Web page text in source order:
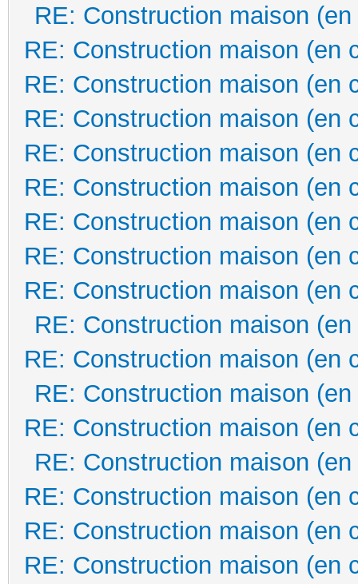
RE: Construction maison
RE: Construction maison (en
RE: Construction maison (en
RE: Construction maison (en
RE: Construction maison (en
RE: Construction maison (en
RE: Construction maison (en
RE: Construction maison (en
RE: Construction maison (en
RE: Construction maison
RE: Construction maison (en
RE: Construction maison
RE: Construction maison (en
RE: Construction maison
RE: Construction maison (en
RE: Construction maison (en
RE: Construction maison (en